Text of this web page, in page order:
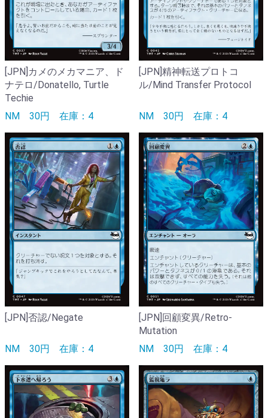
[JPN]カメのメカマニア、ド
ナテロ/Donatello, Turtle
Techie
NM 30円 在庫：4
[JPN]精神転送プロトコ
ル/Mind Transfer Protocol
NM 30円 在庫：4
[JPN]否認/Negate
NM 30円 在庫：4
[JPN]回顧変異/Retro-
Mutation
NM 30円 在庫：4